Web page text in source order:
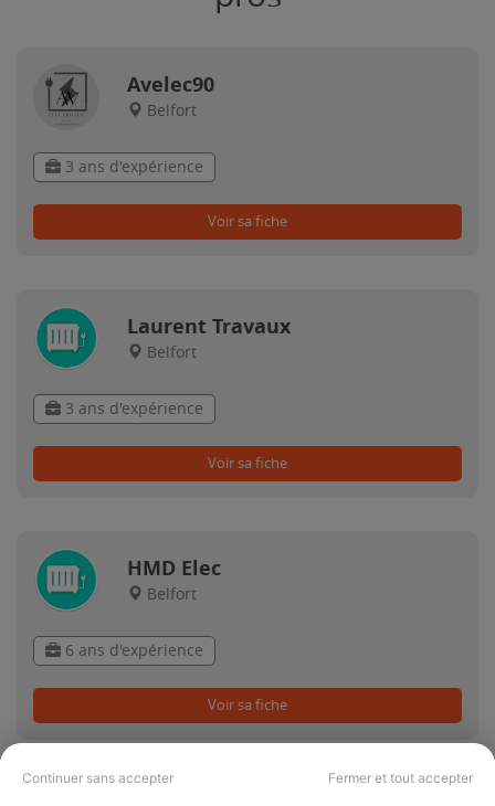
Continuer sans accepter Fermer et tout accepter
Avelec90
Belfort
3 ans d'expérience
Voir sa fiche
Laurent Travaux
Belfort
3 ans d'expérience
Voir sa fiche
HMD Elec
Belfort
6 ans d'expérience
Voir sa fiche